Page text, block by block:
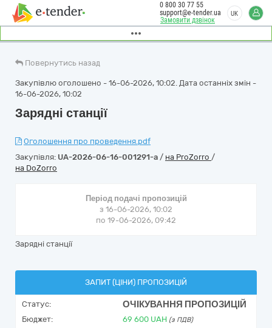
Замовити дзвінок
0 800 30 77 55
support@e-tender.ua
UK
Повернутись назад
Закупівлю оголошено - 16-06-2026, 10:02. Дата останніх змін -
16-06-2026, 10:02
Зарядні станції
Оголошення про проведення.pdf
Закупівля: UA-2026-06-16-001291-a / на ProZorro /
на DoZorro
Період подачі пропозицій
з 16-06-2026, 10:02
по 19-06-2026, 09:42
Зарядні станції
ЗАПИТ (ЦІНИ) ПРОПОЗИЦІЙ
Статус: ОЧІКУВАННЯ ПРОПОЗИЦІЙ
Бюджет: 69 600 UAH (з ПДВ)